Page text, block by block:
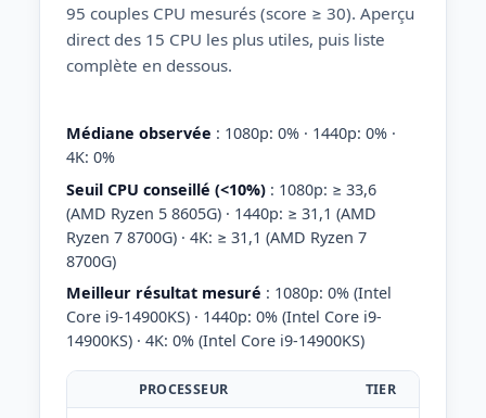
95 couples CPU mesurés (score ≥ 30). Aperçu
direct des 15 CPU les plus utiles, puis liste
complète en dessous.
Médiane observée : 1080p: 0% · 1440p: 0% ·
4K: 0%
Seuil CPU conseillé (<10%) : 1080p: ≥ 33,6
(AMD Ryzen 5 8605G) · 1440p: ≥ 31,1 (AMD
Ryzen 7 8700G) · 4K: ≥ 31,1 (AMD Ryzen 7
8700G)
Meilleur résultat mesuré : 1080p: 0% (Intel
Core i9-14900KS) · 1440p: 0% (Intel Core i9-
14900KS) · 4K: 0% (Intel Core i9-14900KS)
PROCESSEUR TIER